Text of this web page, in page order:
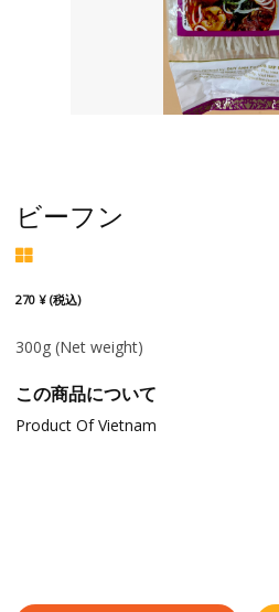
ビーフン
270 ¥ (税込)
300g (Net weight)
この商品について
Product Of Vietnam